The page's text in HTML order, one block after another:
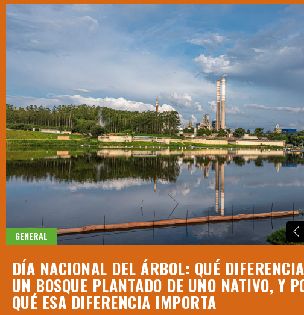
GENERAL
DÍA NACIONAL DEL ÁRBOL: QUÉ
UN BOSQUE PLANTADO DE UNO NATIVO, Y
QUÉ ESA DIFERENCIA IMPORTA